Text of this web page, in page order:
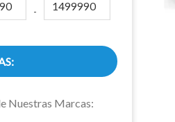
Minimum Price
-
Maximum Price
Nuestras Marcas: